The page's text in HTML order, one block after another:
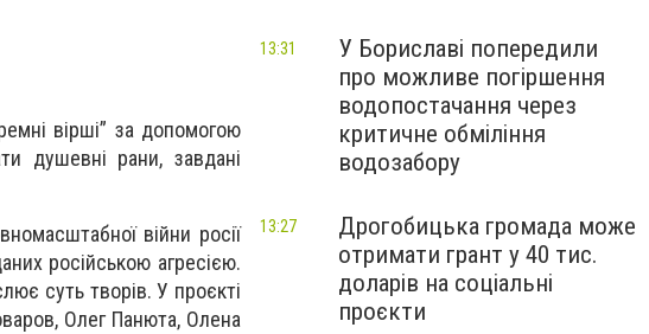
вірші” за допомогою
душевні рани, завдані
війни росії
російською агресією.
суть творів. У проєкті
Олег Панюта, Олена
У Бориславі попередили
про можливе погіршення
водопостачання через
критичне обміління
водозабору
13:31
Дрогобицька громада може
отримати грант у 40 тис.
доларів на соціальні
проєкти
13:27